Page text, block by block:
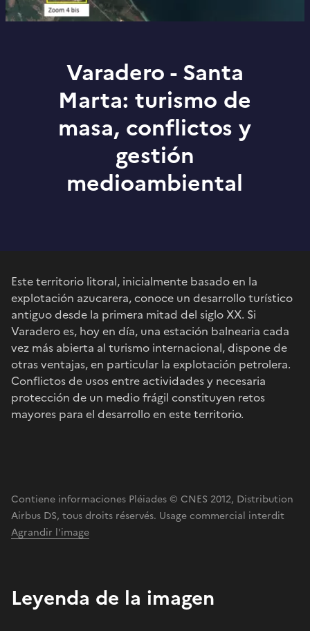
Varadero - Santa
Marta: turismo de
masa, conflictos y
gestión
medioambiental
Este territorio litoral, inicialmente basado en la
explotación azucarera, conoce un desarrollo turístico
antiguo desde la primera mitad del siglo XX. Si
Varadero es, hoy en día, una estación balnearia cada
vez más abierta al turismo internacional, dispone de
otras ventajas, en particular la explotación petrolera.
Conflictos de usos entre actividades y necesaria
protección de un medio frágil constituyen retos
mayores para el desarrollo en este territorio.
Contiene informaciones Pléiades © CNES 2012, Distribution
Airbus DS, tous droits réservés. Usage commercial interdit
Agrandir l'image
Leyenda de la imagen